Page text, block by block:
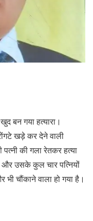
बन गया हत्यारा।
खड़े कर देने वाली
की गला रेतकर हत्या
और उसके कुल चार पत्नियों
चौंकाने वाला हो गया है।